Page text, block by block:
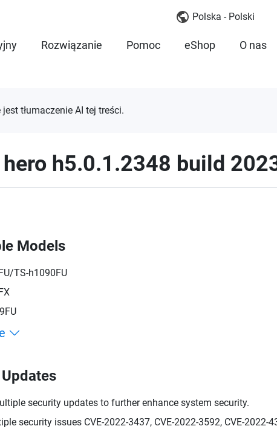
Polska - Polski
Rozwiązanie Pomoc eShop O nas
jest tłumaczenie AI tej treści.
hero h5.0.1.2348 build
Models
TS-h1090FU
security updates to further enhance system security.
security issues CVE-2022-3437, CVE-2022-3592, CVE-2022-